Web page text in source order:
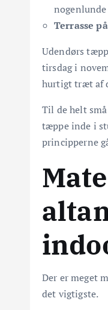
Terrasse
Udendørs
tirsdag i
hurtigt træt af
Til de helt
tæppe inde i
principperne
Der er meget
det vigtigste.